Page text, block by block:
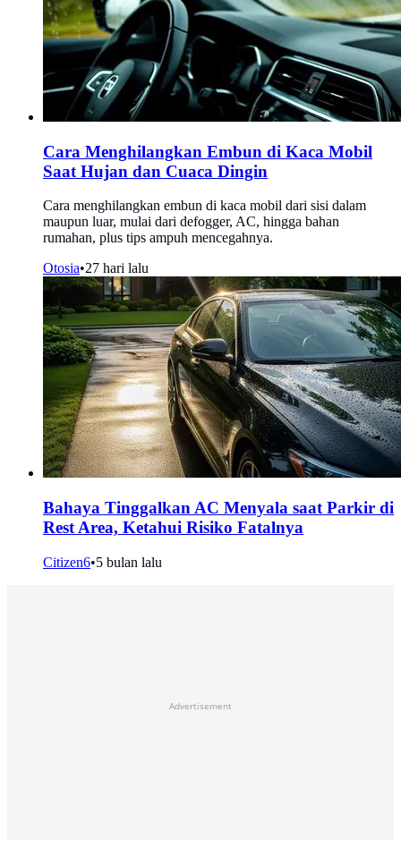
Cara Menghilangkan Embun di Kaca Mobil
Saat Hujan dan Cuaca Dingin
Cara menghilangkan embun di kaca mobil dari sisi dalam
maupun luar, mulai dari defogger, AC, hingga bahan
rumahan, plus tips ampuh mencegahnya.
Otosia•27 hari lalu
Bahaya Tinggalkan AC Menyala saat Parkir di
Rest Area, Ketahui Risiko Fatalnya
Citizen6•5 bulan lalu
Advertisement